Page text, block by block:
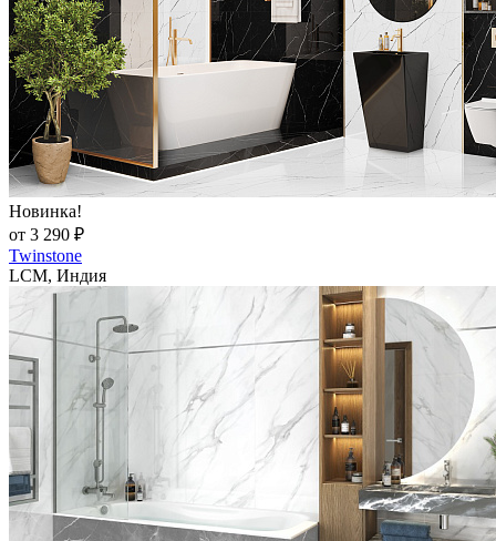
Новинка!
от 3 290 ₽
Twinstone
LCM, Индия